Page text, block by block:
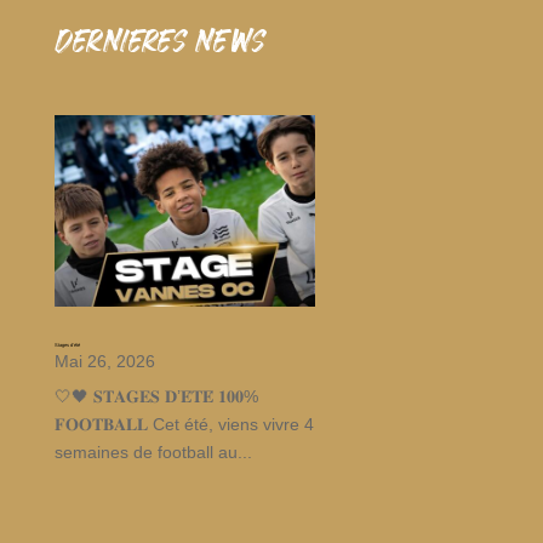
dernieres news
Stages d’été
Mai 26, 2026
🤍🖤 𝐒𝐓𝐀𝐆𝐄𝐒 𝐃’𝐄́𝐓𝐄́ 𝟏𝟎𝟎%
𝐅𝐎𝐎𝐓𝐁𝐀𝐋𝐋 Cet été, viens vivre 4
semaines de football au...